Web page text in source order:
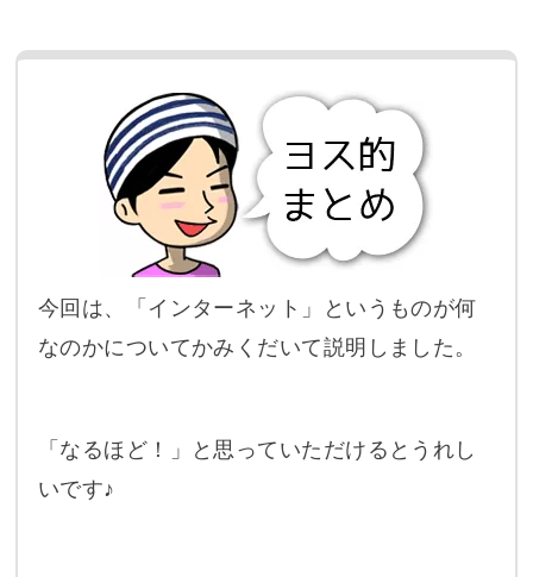
今回は、「インターネット」というものが何
なのかについてかみくだいて説明しました。
「なるほど！」と思っていただけるとうれし
いです♪